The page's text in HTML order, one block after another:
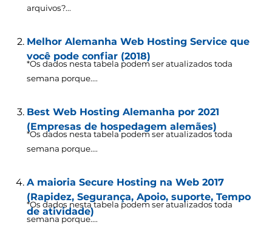
arquivos?...
Melhor Alemanha Web Hosting Service que
você pode confiar (2018)
*Os dados nesta tabela podem ser atualizados toda
semana porque....
Best Web Hosting Alemanha por 2021
(Empresas de hospedagem alemães)
*Os dados nesta tabela podem ser atualizados toda
semana porque....
A maioria Secure Hosting na Web 2017
(Rapidez, Segurança, Apoio, suporte, Tempo
de atividade)
*Os dados nesta tabela podem ser atualizados toda
semana porque....